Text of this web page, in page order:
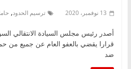
13 نوفمبر، 2020 ترسيم الحدود,
أصدر رئيس مجلس السيادة الانتقالي
قرارا يقضي بالعفو العام عن جميع من
ضد